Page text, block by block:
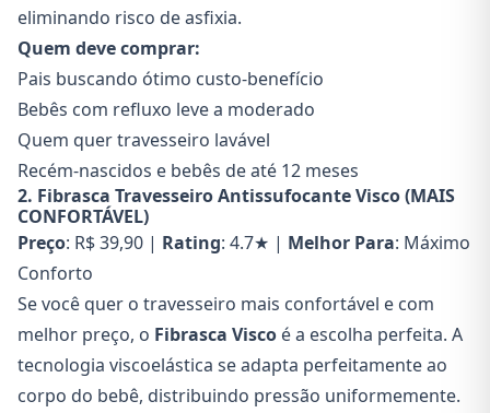
eliminando risco de asfixia.
Quem deve comprar:
Pais buscando ótimo custo-benefício
Bebês com refluxo leve a moderado
Quem quer travesseiro lavável
Recém-nascidos e bebês de até 12 meses
2. Fibrasca Travesseiro Antissufocante Visco (MAIS
CONFORTÁVEL)
Preço: R$ 39,90 | Rating: 4.7★ | Melhor Para: Máximo
Conforto
Se você quer o travesseiro mais confortável e com
melhor preço, o Fibrasca Visco é a escolha perfeita. A
tecnologia viscoelástica se adapta perfeitamente ao
corpo do bebê, distribuindo pressão uniformemente.